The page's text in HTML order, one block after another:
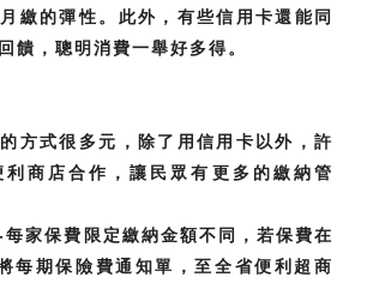
繳的彈性。此外，有些信用卡還能同
饋，聰明消費一舉好多得。
方式很多元，除了用信用卡以外，許
利商店合作，讓民眾有更多的繳納管
每家保費限定繳納金額不同，若保費在
每期保險費通知單，至全省便利超商